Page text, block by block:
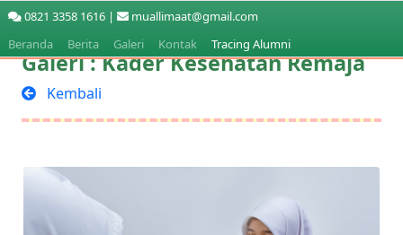
0821 3358 1616 |
muallimaat@gmail.com
Beranda
Berita Galeri Kontak Tracing Alumni
Galeri : Kader Kesehatan Remaja
Kembali